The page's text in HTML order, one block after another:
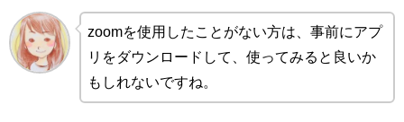
zoomを使用したことがない方は、事前にアプ
リをダウンロードして、使ってみると良いか
もしれないですね。